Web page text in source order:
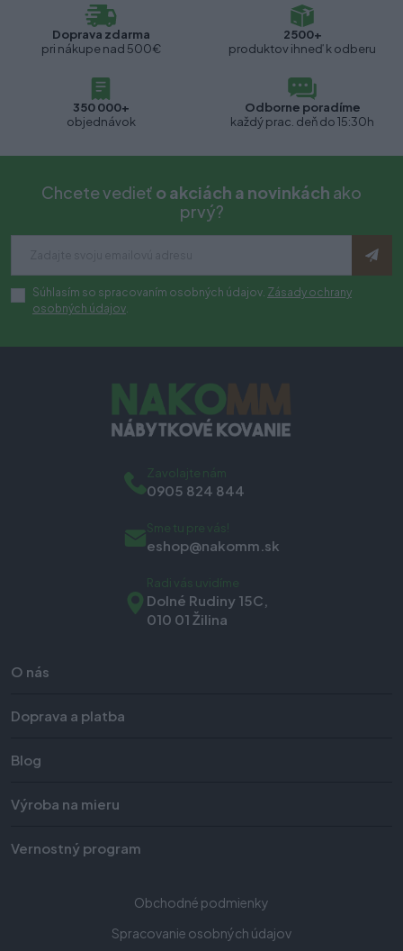
Doprava zdarma
pri nákupe nad 500€
2500+
produktov ihneď k odberu
350 000+
objednávok
Odborne poradíme
každý prac. deň do 15:30h
Chcete vedieť o akciách a novinkách ako
prvý?
Súhlasím so spracovaním osobných údajov. Zásady ochrany
osobných údajov
O nás
Doprava a platba
Blog
Výroba na mieru
Vernostný program
Obchodné podmienky
Spracovanie osobných údajov
Zavolajte nám
0905 824 844
Sme tu pre vás!
eshop@nakomm.sk
Radi vás uvidíme
Dolné Rudiny 15C,
010 01 Žilina